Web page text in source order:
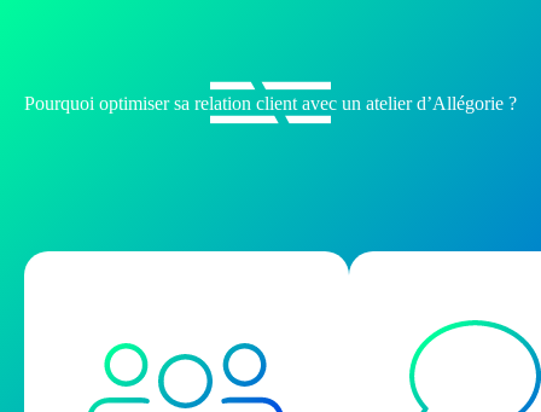
Pourquoi optimiser sa relation client avec un atelier d’Allégorie ?